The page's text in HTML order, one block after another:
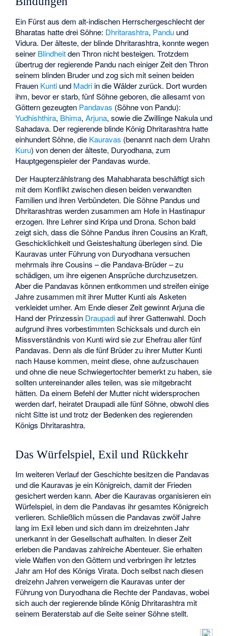
Ein Fürst aus dem alt-indischen Herrschergeschlecht der
Bharatas hatte drei Söhne: Dhritarashtra, Pandu und
Vidura. Der älteste, der blinde Dhritarashtra, konnte wegen
seiner Blindheitden Thron nicht besteigen. Trotzdem
übertrug der regierende Pandu nach einiger Zeit den Thron
seinem blinden Bruder und zog sich mit seinen beiden
Frauen Kunti und Madri in die Wälder zurück. Dort wurden
ihm, bevor er starb, fünf Söhne geboren, die allesamt von
Göttern gezeugten Pandavas (Söhne von Pandu):
Yudhishthira, Bhima,Arjuna, sowie die Zwillinge Nakula und
Sahadava. Der regierende blinde König Dhritarashtra hatte
einhundert Söhne, die Kauravas (benannt nach dem Urahn
Kuru) von denen der älteste, Duryodhana, zum
Hauptgegenspieler der Pandavas wurde.
Der Haupterzählstrang des Mahabharata beschäftigt sich
mit dem Konflikt zwischen diesen beiden verwandten
Familien und ihren Verbündeten. Die Söhne Pandus und
Dhritarashtras werden zusammen am Hofe in Hastinapur
erzogen. Ihre Lehrer sind Kripa und Drona. Schon bald
zeigt sich, dass die Söhne Pandus ihren Cousins an Kraft,
Geschicklichkeit und Geisteshaltung überlegen sind. Die
Kauravas unter Führung von Duryodhana versuchen
mehrmals ihre Cousins – die Pandava-Brüder – zu
schädigen, um ihre eigenen Ansprüche durchzusetzen.
Aber die Pandavas können entkommen und streifen einige
Jahre zusammen mit ihrer Mutter Kunti als Asketen
verkleidet umher. Am Ende dieser Zeit gewinnt Arjuna die
Hand der Prinzessin Draupadiauf ihrer Gattenwahl. Doch
aufgrund ihres vorbestimmten Schicksals und durch ein
Missverständnis von Kunti wird sie zur Ehefrau aller fünf
Pandavas. Denn als die fünf Brüder zu ihrer Mutter Kunti
nach Hause kommen, meint diese, ohne aufzuschauen
und ohne die neue Schwiegertochter bemerkt zu haben, sie
sollten untereinander alles teilen, was sie mitgebracht
hätten. Da einem Befehl der Mutter nicht widersprochen
werden darf, heiratet Draupadi alle fünf Söhne, obwohl dies
nicht Sitte ist und trotz der Bedenken des regierenden
Königs Dhritarashtra.
Das Würfelspiel, Exil und Rückkehr
Im weiteren Verlauf der Geschichte besitzen die Pandavas
und die Kauravas je ein Königreich, damit der Frieden
gesichert werden kann. Aber die Kauravas organisieren ein
Würfelspiel, in dem die Pandavas ihr gesamtes Königreich
verlieren. Schließlich müssen die Pandavas zwölf Jahre
lang im Exil leben und sich dann im dreizehnten Jahr
unerkannt in der Gesellschaft aufhalten. In dieser Zeit
erleben die Pandavas zahlreiche Abenteuer. Sie erhalten
viele Waffen von den Göttern und verbringen ihr letztes
Jahr am Hof des Königs Virata. Doch selbst nach diesen
dreizehn Jahren verweigern die Kauravas unter der
Führung von Duryodhana die Rechte der Pandavas, wobei
sich auch der regierende blinde König Dhritarashtra mit
seinem Beraterstab auf die Seite seiner Söhne stellt.